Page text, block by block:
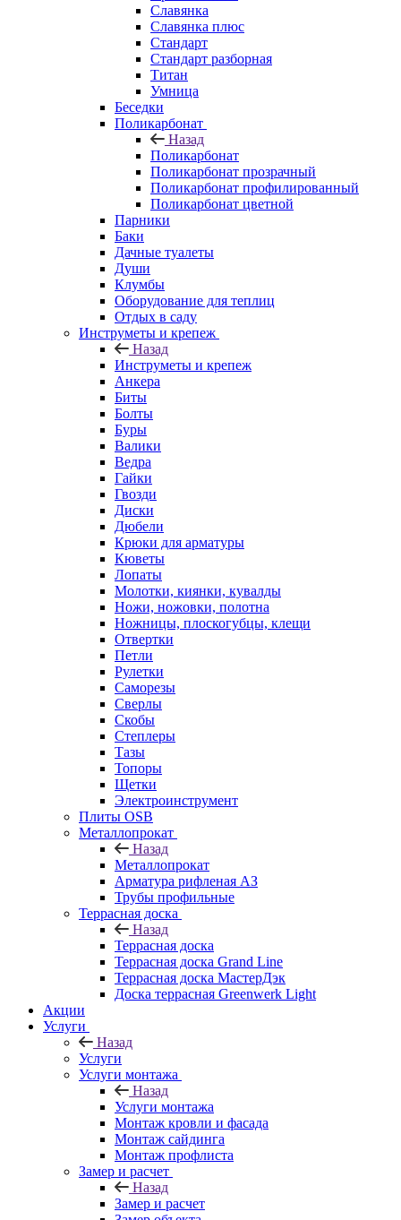
Славянка
Славянка плюс
Стандарт
Стандарт разборная
Титан
Умница
Беседки
Поликарбонат
Назад
Поликарбонат
Поликарбонат прозрачный
Поликарбонат профилированный
Поликарбонат цветной
Парники
Баки
Дачные туалеты
Души
Клумбы
Оборудование для теплиц
Отдых в саду
Инструметы и крепеж
Назад
Инструметы и крепеж
Анкера
Биты
Болты
Буры
Валики
Ведра
Гайки
Гвозди
Диски
Дюбели
Крюки для арматуры
Кюветы
Лопаты
Молотки, киянки, кувалды
Ножи, ножовки, полотна
Ножницы, плоскогубцы, клещи
Отвертки
Петли
Рулетки
Саморезы
Сверлы
Скобы
Степлеры
Тазы
Топоры
Щетки
Электроинструмент
Плиты OSB
Металлопрокат
Назад
Металлопрокат
Арматура рифленая АЗ
Трубы профильные
Террасная доска
Назад
Террасная доска
Террасная доска Grand Line
Террасная доска МастерДэк
Доска террасная Greenwerk Light
Акции
Услуги
Назад
Услуги
Услуги монтажа
Назад
Услуги монтажа
Монтаж кровли и фасада
Монтаж сайдинга
Монтаж профлиста
Замер и расчет
Назад
Замер и расчет